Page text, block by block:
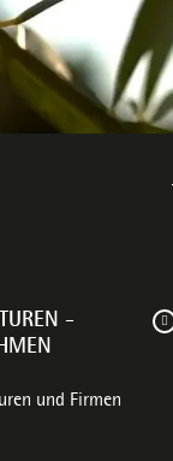
-
und Firmen